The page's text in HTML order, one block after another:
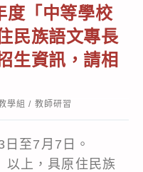
度「中等學校
民族語文專長
生資訊，請相
學組 / 教師研習
至7月7日。
以上，具原住民族